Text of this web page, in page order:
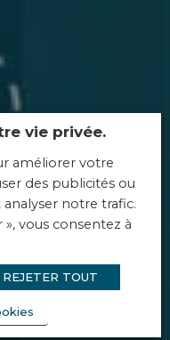
vie privée.
améliorer votre
des publicités ou
notre trafic.
vous consentez à
REJETER TOUT